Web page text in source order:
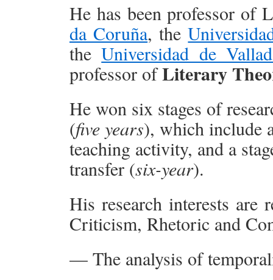
He has been professor of
da Coruña, the
theUniversidad de
professor ofLiterary
He won six stages of
(five years), which include
teaching activity, and a
transfer (six-year).
His research interests
Criticism, Rhetoric and
— The analysis of